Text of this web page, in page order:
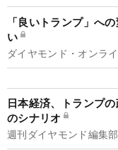
「良いトランプ」へ
い
ダイヤモンド・オンラ
日本経済、トランプ
のシナリオ
週刊ダイヤモンド編集部